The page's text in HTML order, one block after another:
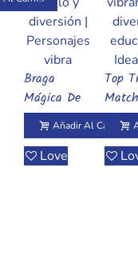
Añadir Al Carrito
Braga
Mágica De
Cuello Super
Zings:
Aventura Y
Añadir Al Carrito
Love
Top
Match